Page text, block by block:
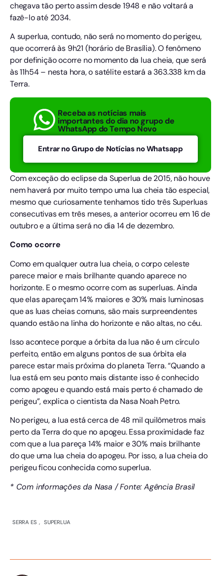
chegava tão perto assim desde 1948 e não voltará a
fazê-lo até 2034.
A superlua, contudo, não será no momento do perigeu,
que ocorrerá às 9h21 (horário de Brasília). O fenômeno
por definição ocorre no momento da lua cheia, que será
às 11h54 – nesta hora, o satélite estará a 363.338 km da
Terra.
Receba as notícias mais
importantes do dia no grupo de
WhatsApp do Tempo Novo
Entrar no Grupo de Notícias no Whatsapp
Com exceção do eclipse da Superlua de 2015, não houve
nem haverá por muito tempo uma lua cheia tão especial,
mesmo que curiosamente tenhamos tido três Superluas
consecutivas em três meses, a anterior ocorreu em 16 de
outubro e a última será no dia 14 de dezembro.
Como ocorre
Como em qualquer outra lua cheia, o corpo celeste
parece maior e mais brilhante quando aparece no
horizonte. E o mesmo ocorre com as superluas. Ainda
que elas apareçam 14% maiores e 30% mais luminosas
que as luas cheias comuns, são mais surpreendentes
quando estão na linha do horizonte e não altas, no céu.
Isso acontece porque a órbita da lua não é um círculo
perfeito, então em alguns pontos de sua órbita ela
parece estar mais próxima do planeta Terra. “Quando a
lua está em seu ponto mais distante isso é conhecido
como apogeu e quando está mais perto é chamado de
perigeu”, explica o cientista da Nasa Noah Petro.
No perigeu, a lua está cerca de 48 mil quilômetros mais
perto da Terra do que no apogeu. Essa proximidade faz
com que a lua pareça 14% maior e 30% mais brilhante
do que uma lua cheia do apogeu. Por isso, a lua cheia do
perigeu ficou conhecida como superlua.
* Com informações da Nasa / Fonte: Agência Brasil
SERRA ES , SUPERLUA